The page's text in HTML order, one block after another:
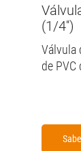
(1/4'')
Válvula
de